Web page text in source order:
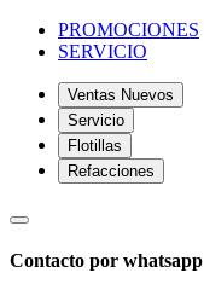
PROMOCIONES
SERVICIO
Ventas Nuevos
Servicio
Flotillas
Refacciones
Contacto por whatsapp